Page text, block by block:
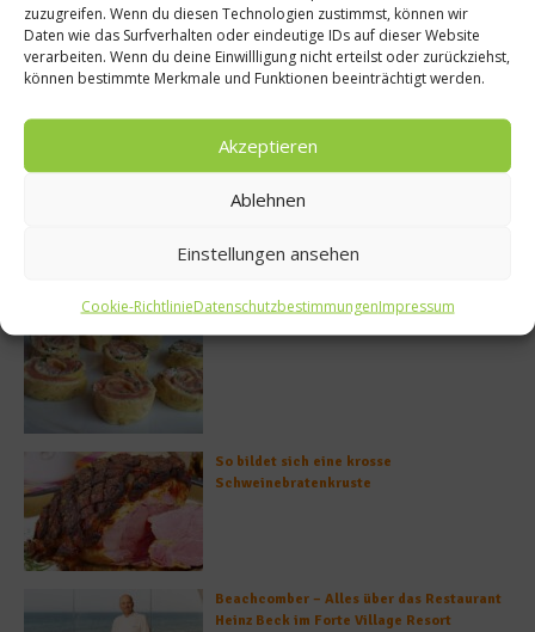
zuzugreifen. Wenn du diesen Technologien zustimmst, können wir
Daten wie das Surfverhalten oder eindeutige IDs auf dieser Website
verarbeiten. Wenn du deine Einwillligung nicht erteilst oder zurückziehst,
können bestimmte Merkmale und Funktionen beeinträchtigt werden.
Akzeptieren
Ablehnen
Einstellungen ansehen
Cookie-RichtlinieDatenschutzbestimmungenImpressum
Brotkruste auf Tomatenconfit und
So bildet sich eine krosse
Schweinebratenkruste
Beachcomber – Alles über das Restaurant
Heinz Beck im Forte Village Resort